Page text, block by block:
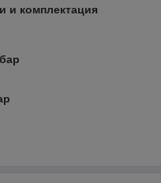
и комплектация